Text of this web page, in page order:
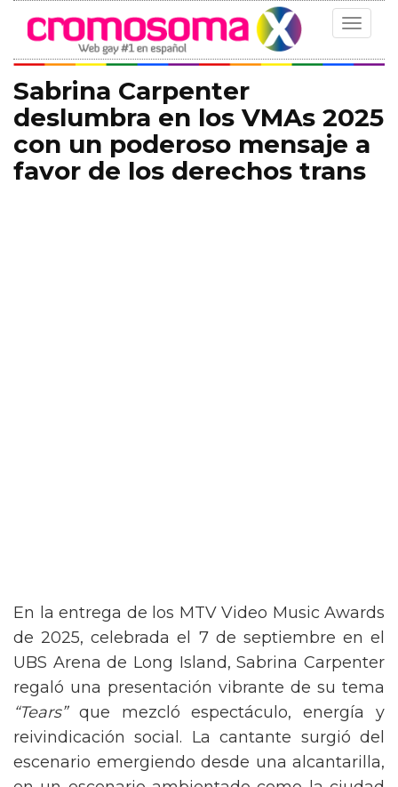
Toggle
Sabrina Carpenter
deslumbra en los VMAs 2025
con un poderoso mensaje a
favor de los derechos trans
En la entrega de los MTV Video Music Awards
de 2025, celebrada el 7 de septiembre en el
UBS Arena de Long Island, Sabrina Carpenter
regaló una presentación vibrante de su tema
“Tears”que mezcló espectáculo, energía y
reivindicación social. La cantante surgió del
escenario emergiendo desde una alcantarilla,